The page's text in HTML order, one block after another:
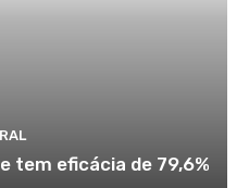
tem eficácia de 79,6%